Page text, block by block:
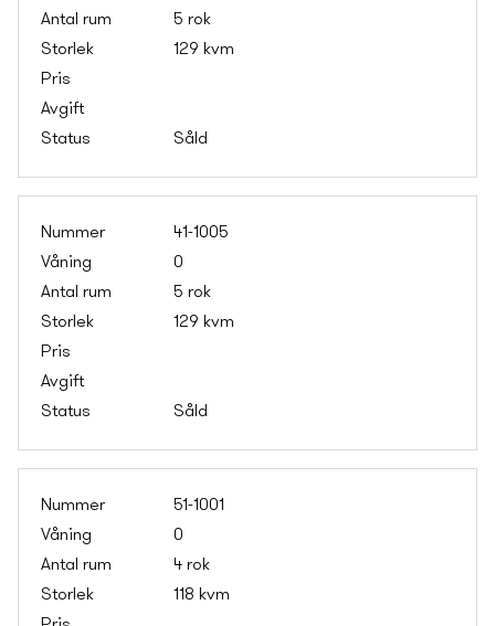
5 rok
129 kvm
Såld
41-1005
0
5 rok
129 kvm
Såld
51-1001
0
4 rok
118 kvm